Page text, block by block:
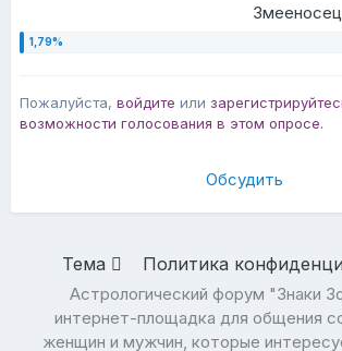
Пожалуйста, войдите или
возможности голосования в этом опросе.
Обсудить
Тема Политика
Астрологический форум "Знаки
интернет-площадка для общения
женщин и мужчин, которые